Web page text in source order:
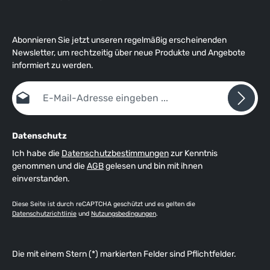
Abonnieren Sie jetzt unseren regelmäßig erscheinenden
Newsletter, um rechtzeitig über neue Produkte und Angebote
informiert zu werden.
E-Mail-Adresse*
Datenschutz
Ich habe die Datenschutzbestimmungenzur Kenntnis
genommen und dieAGBgelesen und bin mit ihnen
einverstanden.
Diese Seite ist durch reCAPTCHA geschützt und es gelten die
Datenschutzrichtlinie und Nutzungsbedingungen.
Die mit einem Stern (*) markierten Felder sind Pflichtfelder.